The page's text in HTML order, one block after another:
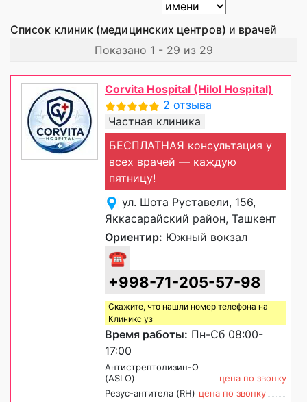
Список клиник (медицинских центров) и врачей
Показано 1 - 29 из 29
Corvita Hospital (Hilol Hospital)
2 отзыва
Частная клиника
БЕСПЛАТНАЯ консультация у
всех врачей — каждую
пятницу!
ул. Шота Руставели, 156,
Яккасарайский район, Ташкент
Ориентир: Южный вокзал
☎
+998-71-205-57-98
Скажите, что нашли номер телефона на
Клиникс уз
Время работы: Пн-Сб 08:00-
17:00
Антистрептолизин-О
(ASLO)
цена по звонку
Резус-антитела (RH) цена по звонку